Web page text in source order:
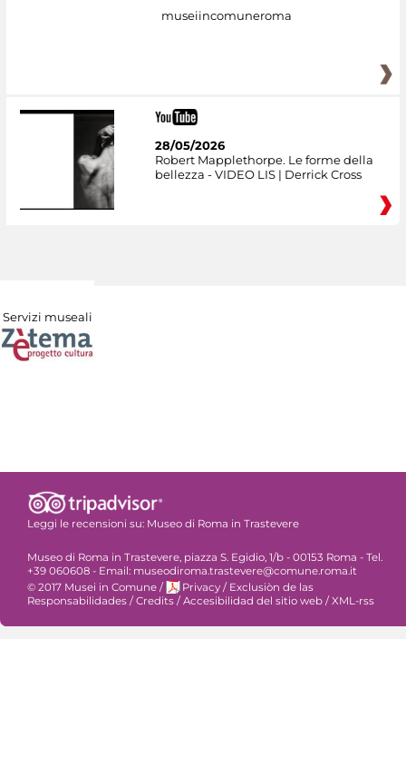
museiincomuneroma
28/05/2026
Robert Mapplethorpe. Le forme della
bellezza - VIDEO LIS | Derrick Cross
Servizi museali
Leggi le recensioni su: Museo di Roma in Trastevere
Museo di Roma in Trastevere, piazza S. Egidio, 1/b - 00153 Roma - Tel.
+39 060608 - Email: museodiroma.trastevere@comune.roma.it
© 2017 Musei in Comune / Privacy / Exclusiòn de las
Responsabilidades / Credits / Accesibilidad del sitio web / XML-rss